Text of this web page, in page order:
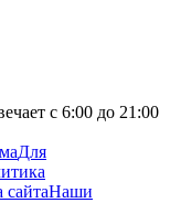
с 6:00 до 21:00
Для
сайтаНаши